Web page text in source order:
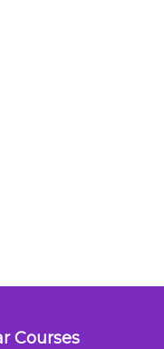
Courses